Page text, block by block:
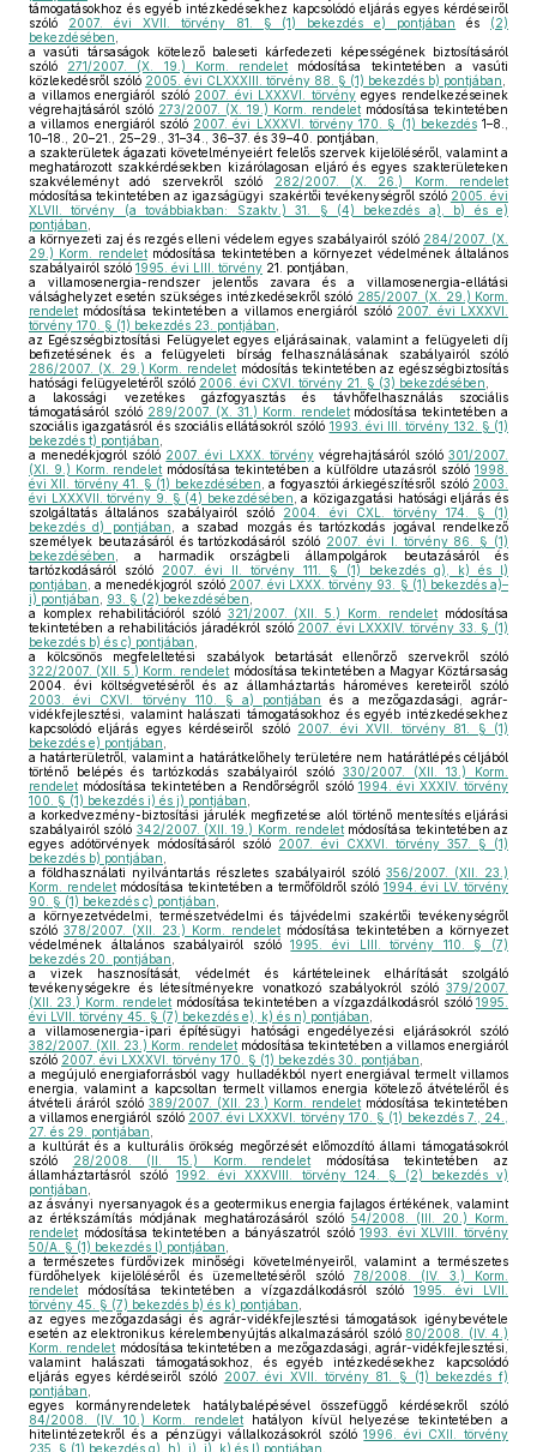
támogatásokhoz és egyéb intézkedésekhez kapcsolódó eljárás egyes kérdéseiről
szóló 2007. évi XVII. törvény 81. § (1) bekezdés e) pontjában és (2)
bekezdésében
a vasúti társaságok kötelező baleseti kárfedezeti képességének biztosításáról
szóló 271/2007. (X. 19.) Korm. rendelet módosítása tekintetében a vasúti
közlekedésről szóló 2005. évi CLXXXIII. törvény 88. § (1) bekezdés b) pontjában
a villamos energiáról szóló 2007. évi LXXXVI. törvényegyes rendelkezéseinek
végrehajtásáról szóló 273/2007. (X. 19.) Korm. rendelet módosítása tekintetében
a villamos energiáról szóló 2007. évi LXXXVI. törvény 170. § (1) bekezdés1–8.,
10–18., 20–21., 25–29., 31–34., 36–37. és 39–40. pontjában,
a szakterületek ágazati követelményeiért felelős szervek kijelöléséről, valamint a
meghatározott szakkérdésekben kizárólagosan eljáró és egyes szakterületeken
szakvéleményt adó szervekről szóló
282/2007. (X. 26.) Korm. rendelet
módosítása tekintetében az igazságügyi szakértői tevékenységről szóló 2005. évi
XLVII. törvény (a továbbiakban: Szaktv.) 31. § (4) bekezdés a), b) és e)
pontjában
a környezeti zaj és rezgés elleni védelem egyes szabályairól szóló 284/2007. (X.
29.) Korm. rendeletmódosítása tekintetében a környezet védelmének általános
szabályairól szóló 1995. évi LIII. törvény 21. pontjában,
a villamosenergia-rendszer jelentős zavara és a villamosenergia-ellátási
válsághelyzet esetén szükséges intézkedésekről szóló 285/2007. (X. 29.) Korm.
rendelet módosítása tekintetében a villamos energiáról szóló 2007. évi LXXXVI.
törvény 170. § (1) bekezdés 23. pontjában
az Egészségbiztosítási Felügyelet egyes eljárásainak, valamint a felügyeleti díj
befizetésének és a felügyeleti bírság felhasználásának szabályairól szóló
286/2007. (X. 29.) Korm. rendelet módosítás tekintetében az egészségbiztosítás
hatósági felügyeletéről szóló 2006. évi CXVI. törvény 21. § (3) bekezdésében
a lakossági vezetékes gázfogyasztás és távhőfelhasználás szociális
támogatásáról szóló 289/2007. (X. 31.) Korm. rendeletmódosítása tekintetében a
szociális igazgatásról és szociális ellátásokról szóló 1993. évi III. törvény 132. § (1)
bekezdés t) pontjában
a menedékjogról szóló 2007. évi LXXX. törvényvégrehajtásáról szóló301/2007.
(XI. 9.) Korm. rendelet módosítása tekintetében a külföldre utazásról szóló1998.
évi XII. törvény 41. § (1) bekezdésében , a fogyasztói árkiegészítésről szóló 2003.
évi LXXXVII. törvény 9. § (4) bekezdésében , a közigazgatási hatósági eljárás és
szolgáltatás általános szabályairól szóló 2004. évi CXL. törvény 174. § (1)
bekezdés d) pontjában , a szabad mozgás és tartózkodás jogával rendelkező
személyek beutazásáról és tartózkodásáról szóló 2007. évi I. törvény 86. § (1)
bekezdésében , a harmadik országbeli állampolgárok beutazásáról és
tartózkodásáról szóló 2007. évi II. törvény 111. § (1) bekezdés g), k) és l)
pontjában , a menedékjogról szóló 2007. évi LXXX. törvény 93. § (1) bekezdés a)–
i) pontjában
93. § (2) bekezdésében
a komplex rehabilitációról szóló 321/2007. (XII. 5.) Korm. rendelet módosítása
tekintetében a rehabilitációs járadékról szóló 2007. évi LXXXIV. törvény 33. § (1)
bekezdés b) és c) pontjában
a kölcsönös megfeleltetési szabályok betartását ellenőrző szervekről szóló
322/2007. (XII. 5.) Korm. rendelet módosítása tekintetében a Magyar Köztársaság
2004. évi költségvetéséről és az államháztartás hároméves kereteiről szóló
2003. évi CXVI. törvény 110. § a) pontjában
és a mezőgazdasági, agrár-
vidékfejlesztési, valamint halászati támogatásokhoz és egyéb intézkedésekhez
kapcsolódó eljárás egyes kérdéseiről szóló 2007. évi XVII. törvény 81. § (1)
bekezdés e) pontjában
a határterületről, valamint a határátkelőhely területére nem határátlépés céljából
történő belépés és tartózkodás szabályairól szóló 330/2007. (XII. 13.) Korm.
rendelet módosítása tekintetében a Rendőrségről szóló 1994. évi XXXIV. törvény
100. § (1) bekezdés i) és j) pontjában
a korkedvezmény-biztosítási járulék megfizetése alól történő mentesítés eljárási
szabályairól szóló 342/2007. (XII. 19.) Korm. rendelet módosítása tekintetében az
egyes adótörvények módosításáról szóló 2007. évi CXXVI. törvény 357. § (1)
bekezdés b) pontjában
a földhasználati nyilvántartás részletes szabályairól szóló 356/2007. (XII. 23.)
Korm. rendeletmódosítása tekintetében a termőföldről szóló 1994. évi LV. törvény
90. § (1) bekezdés c) pontjában
a környezetvédelmi, természetvédelmi és tájvédelmi szakértői tevékenységről
szóló 378/2007. (XII. 23.) Korm. rendelet módosítása tekintetében a környezet
védelmének általános szabályairól szóló1995. évi LIII. törvény 110. § (7)
bekezdés 20. pontjában
a vizek hasznosítását, védelmét és kártételeinek elhárítását szolgáló
tevékenységekre és létesítményekre vonatkozó szabályokról szóló 379/2007.
(XII. 23.) Korm. rendelet módosítása tekintetében a vízgazdálkodásról szóló1995.
évi LVII. törvény 45. § (7) bekezdés e), k) és n) pontjában
a villamosenergia-ipari építésügyi hatósági engedélyezési eljárásokról szóló
382/2007. (XII. 23.) Korm. rendelet módosítása tekintetében a villamos energiáról
szóló 2007. évi LXXXVI. törvény 170. § (1) bekezdés 30. pontjában
a megújuló energiaforrásból vagy hulladékból nyert energiával termelt villamos
energia, valamint a kapcsoltan termelt villamos energia kötelező átvételéről és
átvételi áráról szóló 389/2007. (XII. 23.) Korm. rendelet módosítása tekintetében
a villamos energiáról szóló 2007. évi LXXXVI. törvény 170. § (1) bekezdés 7., 24.,
27. és 29. pontjában
a kultúrát és a kulturális örökség megőrzését előmozdító állami támogatásokról
szóló
28/2008. (II. 15.) Korm. rendelet módosítása tekintetében az
államháztartásról szóló1992. évi XXXVIII. törvény 124. § (2) bekezdés v)
pontjában
az ásványi nyersanyagok és a geotermikus energia fajlagos értékének, valamint
az értékszámítás módjának meghatározásáról szóló 54/2008. (III. 20.) Korm.
rendelet módosítása tekintetében a bányászatról szóló1993. évi XLVIII. törvény
50/A. § (1) bekezdés l) pontjában
a természetes fürdővizek minőségi követelményeiről, valamint a természetes
fürdőhelyek kijelöléséről és üzemeltetéséről szóló 78/2008. (IV. 3.) Korm.
rendelet módosítása tekintetében a vízgazdálkodásról szóló1995. évi LVII.
törvény 45. § (7) bekezdés b) és k) pontjában
az egyes mezőgazdasági és agrár-vidékfejlesztési támogatások igénybevétele
esetén az elektronikus kérelembenyújtás alkalmazásáról szóló 80/2008. (IV. 4.)
Korm. rendelet módosítása tekintetében a mezőgazdasági, agrár-vidékfejlesztési,
valamint halászati támogatásokhoz, és egyéb intézkedésekhez kapcsolódó
eljárás egyes kérdéseiről szóló 2007. évi XVII. törvény 81. § (1) bekezdés f)
pontjában
egyes kormányrendeletek hatálybalépésével összefüggő kérdésekről szóló
84/2008. (IV. 10.) Korm. rendelet hatályon kívül helyezése tekintetében a
hitelintézetekről és a pénzügyi vállalkozásokról szóló1996. évi CXII. törvény
235. § (1) bekezdés g), h), i), j), k) és l) pontjában